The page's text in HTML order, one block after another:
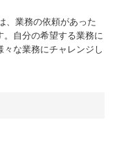
、業務の依頼があった
。自分の希望する業務に
な業務にチャレンジし